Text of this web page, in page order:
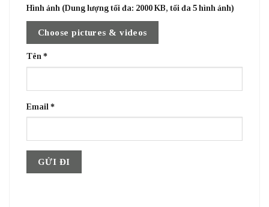
Hình ảnh (Dung lượng tối đa: 2000 KB, tối đa 5 hình ảnh)
Choose pictures & videos
Tên *
Email *